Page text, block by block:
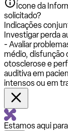
Ícone da
solicitado?
Indicações
Investigar perda
- Avaliar
médio, disfunção
otosclerose e
auditiva em
intensos ou em
Estamos aqui